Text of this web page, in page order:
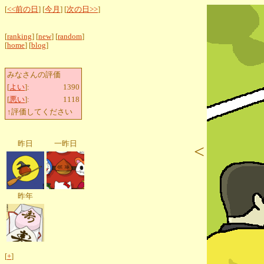
[<<前の日 ] [今月 ] [次の日>>]
[ranking] [new] [random]
[home] [blog]
みなさんの評価
[よい]:
1390
[悪い]:
1118
↑評価してください
昨日 一昨日
昨年
[+]
<